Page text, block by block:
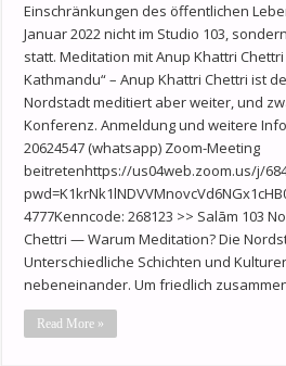
Einschränkungen des öffentlichen
Januar 2022 nicht im Studio 103,
statt. Meditation mit Anup Khattri
Kathmandu“ – Anup Khattri Chettri ist
Nordstadt meditiert aber weiter, und
Konferenz. Anmeldung und weitere
20624547 (whatsapp) Zoom-Meeting
beitretenhttps://us04web.zoom.us/j/
4777Kenncode: 268123 >> Salām 103
Chettri — Warum Meditation? Die
Unterschiedliche Schichten und
nebeneinander. Um friedlich
Read More »